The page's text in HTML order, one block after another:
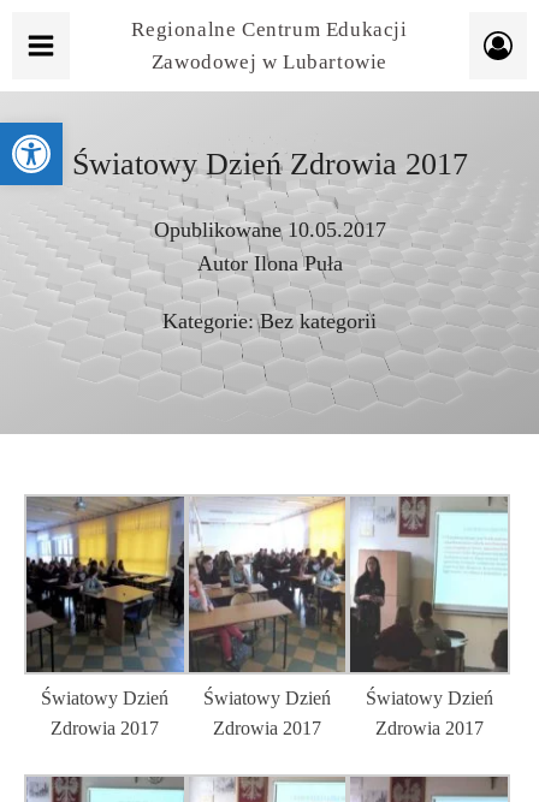
Regionalne Centrum Edukacji
Zawodowej w Lubartowie
Światowy Dzień Zdrowia 2017
Opublikowane 10.05.2017
AutorIlona Puła
Kategorie:Bez kategorii
Światowy Dzień
Zdrowia 2017
Światowy Dzień
Zdrowia 2017
Światowy Dzień
Zdrowia 2017
Otwórz pasek narzędzi